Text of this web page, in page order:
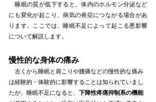
睡眠の質が低下すると、体内のホルモン分泌など
にも変化が起こり、病気の発症につながる場合があ
ります。ここでは、睡眠不足によって起こる悪影響
について解説します。
慢性的な身体の痛み
古くから睡眠と肩こりや腰痛などの慢性的な痛み
は経験的・体験的に影響することは知られていまし
たが、睡眠不足になると、 下降性疼痛抑制系の機能